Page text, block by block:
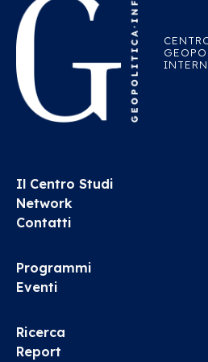
Il Centro Studi
Network
Contatti
Programmi
Eventi
Ricerca
Report